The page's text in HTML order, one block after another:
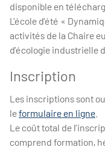
disponible en
L’école d’été «
activités de la Chaire
d’écologie industrielle
Inscription
Les inscriptions sont
leformulaire en ligne
Le coût total de
comprend formation,